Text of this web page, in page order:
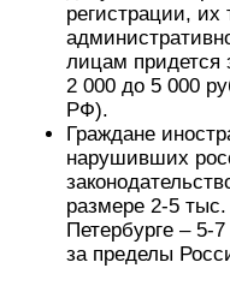
регистрации, их
лицам придется
2 000 до 5 000
РФ).
Граждане
нарушивших
размере 2-5
Петербурге – 5-
за пределы